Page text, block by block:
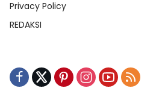
Privacy Policy
REDAKSI